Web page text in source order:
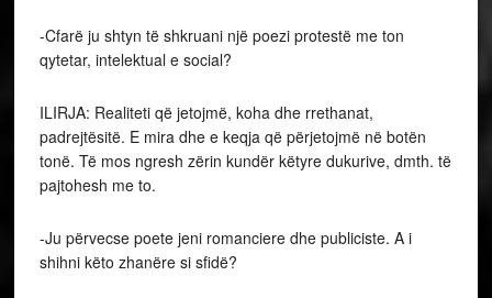
-Cfarë ju shtyn të shkruani një poezi protestë me ton
qytetar, intelektual e social?
ILIRJA: Realiteti që jetojmë, koha dhe rrethanat,
padrejtësitë. E mira dhe e keqja që përjetojmë në botën
tonë. Të mos ngresh zërin kundër këtyre dukurive, dmth. të
pajtohesh me to.
-Ju përvecse poete jeni romanciere dhe publiciste. A i
shihni këto zhanëre si sfidë?